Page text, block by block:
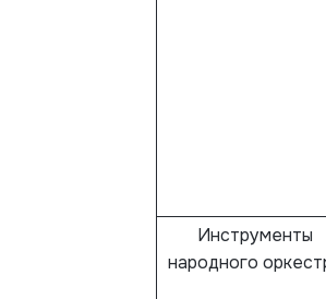
Инструменты
народного